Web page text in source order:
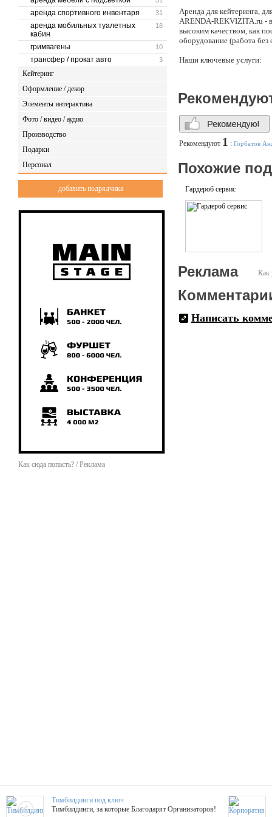
31
аренда спортивного инвентаря
18
аренда мобильных туалетных
кабин
10
гримвагены
3
трансфер / прокат авто
Кейтеринг
Оформление / декор
Элементы интерактива
Фото / видео / аудио
Производство
Подарки
Персонал
добавить подрядчика
Как сюда попасть? / Реклама
Аренда для кейтеринга,
ARENDA-REKVIZITA.ru -
высоким качеством, как
оборудование (работа без
Наши ключевые услуги:
2. Аренда выставочной
банкетный текстиль
3. Аренда электро- и
бокалов шампанского.
Рекомендуют 1 : Горбатов
Похожие
Гардероб сервис
Как
Реклама
Написать
Тимбилдинги под ключ
Тимбилдинги, за которые Благодарят Организаторов!